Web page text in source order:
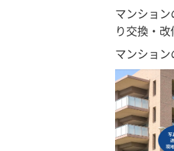
マンショ
り交換・改
マンショ